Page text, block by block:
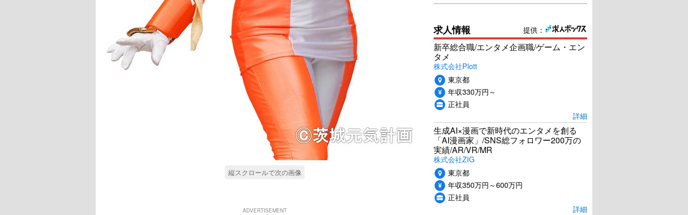
縦スクロールで次の画像
ADVERTISEMENT
提供：
求人情報
新卒総合職/エンタメ企画職/ゲーム・エン
タメ
株式会社Plott
東京都
年収330万円～
正社員
詳細
生成AI×漫画で新時代のエンタメを創る
「AI漫画家」/SNS総フォロワー200万の
実績/AR/VR/MR
株式会社ZIG
東京都
年収350万円～600万円
正社員
詳細